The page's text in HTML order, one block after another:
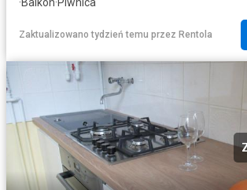
·Balkon·Piwnica
Zaktualizowano tydzień temu przez Rentola